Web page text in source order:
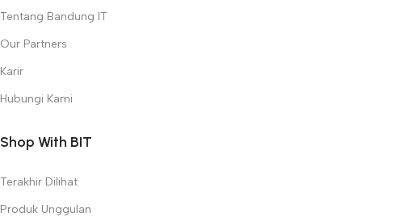
Tentang Bandung IT
Our Partners
Karir
Hubungi Kami
Shop With BIT
Terakhir Dilihat
Produk Unggulan